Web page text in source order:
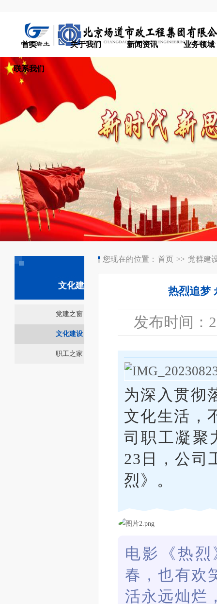
首页 关于我们 新闻资讯 业务领域
联系我们
文化建设
党建之窗
文化建设
职工之家
您现在的位置： 首页 >> 党群建
热烈追梦
发布时间：
为深入贯彻
文化生活，
司职工凝聚
23日，公司
烈》。
电影《热
春，也有欢
活永远灿烂